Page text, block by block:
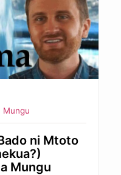
Mungu
ni Mtoto
Mungu